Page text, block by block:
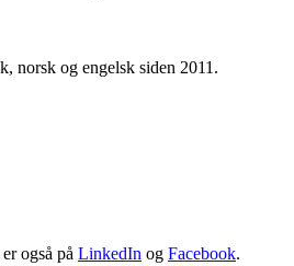
norsk og engelsk siden 2011.
også på LinkedIn og Facebook.